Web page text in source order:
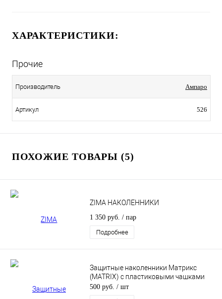
ХАРАКТЕРИСТИКИ:
Прочие
Производитель Ампаро
Артикул 526
ПОХОЖИЕ ТОВАРЫ (5)
ZIMA НАКОЛЕННИКИ
1 350 руб. / пар
Подробнее
Защитные наколенники Матрикс
(MATRIX) с пластиковыми чашками
500 руб. / шт